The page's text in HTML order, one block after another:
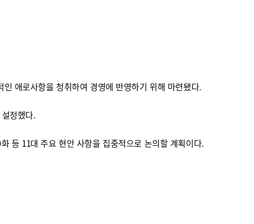
애로사항을 청취하여 경영에 반영하기 위해 마련됐다.
정했다.
등 11대 주요 현안 사항을 집중적으로 논의할 계획이다.